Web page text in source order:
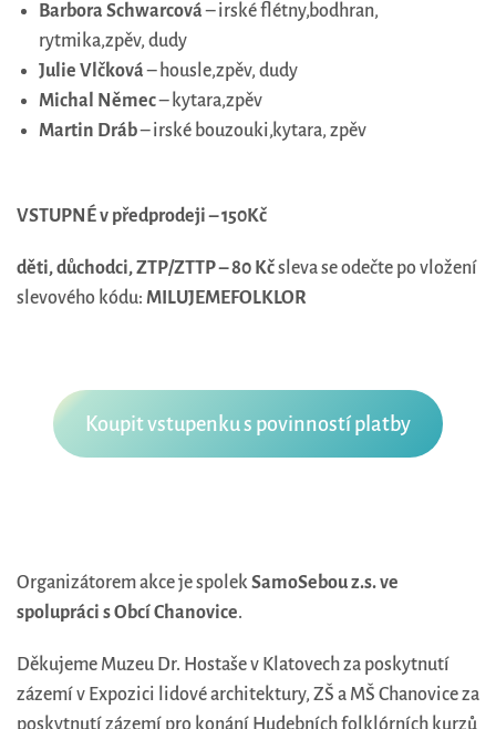
Barbora Schwarcová– irské flétny,bodhran,
rytmika,zpěv, dudy
Julie Vlčková– housle,zpěv, dudy
Michal Němec– kytara,zpěv
Martin Dráb– irské bouzouki,kytara, zpěv
VSTUPNÉ v předprodeji – 150Kč
děti, důchodci, ZTP/ZTTP – 80 Kčsleva se odečte po vložení
slevového kódu: MILUJEMEFOLKLOR
Koupit vstupenku s povinností platby
Organizátorem akce je spolekSamoSebou z.s. ve
spolupráci s Obcí Chanovice.
Děkujeme Muzeu Dr. Hostaše v Klatovech za poskytnutí
zázemí v Expozici lidové architektury, ZŠ a MŠ Chanovice za
poskytnutí zázemí pro konání Hudebních folklórních kurzů